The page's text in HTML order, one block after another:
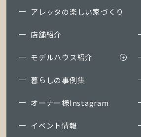
アレッタの楽しい家づくり
店舗紹介
モデルハウス紹介
暮らしの事例集
オーナー様Instagram
イベント情報